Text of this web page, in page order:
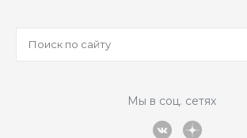
Мы в соц. сетях